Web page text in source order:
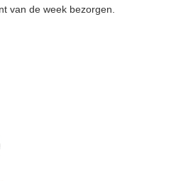
van de week bezorgen.